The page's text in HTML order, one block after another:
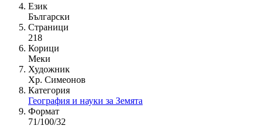
Език
Български
Страници
218
Корици
Меки
Художник
Хр. Симеонов
Категория
География и науки за Земята
Формат
71/100/32